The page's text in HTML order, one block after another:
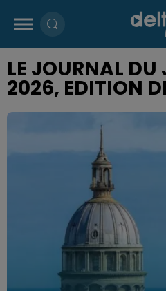
LE JOURNAL DU
2026, EDITION